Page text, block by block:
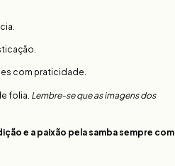
com praticidade.
folia. Lembre-se que as imagens dos
e a paixão pela samba sempre com